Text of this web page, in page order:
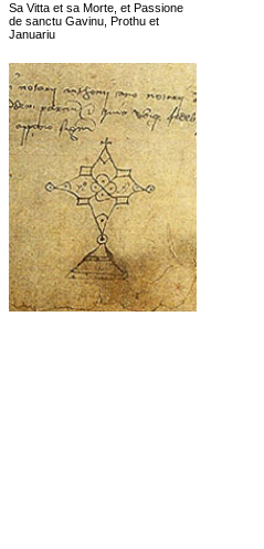
Sa Vitta et sa Morte, et Passione
de sanctu Gavinu, Prothu et
Januariu